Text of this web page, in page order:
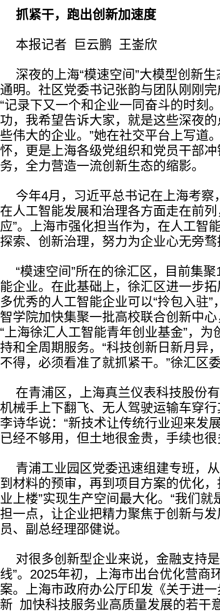
抓紧干，跑出创新加速度
本报记者 巨云鹏 王崟欣
深夜的上海“模速空间”大模型创新
通明。社区党委书记张韵与团队刚刚
“记录下又一个和企业一同奋斗的时刻
功，我希望告诉大家，就是这些深夜
些伟大的企业。”她在社交平台上写道
怀，更是上海各级党组织和党员干部
务，全力营造一流创新生态的缩影。
今年4月，习近平总书记在上海考察
在人工智能发展和治理各方面走在前
应”。上海市强化担当作为，在人工智
探索、创新治理，努力为企业心无旁
“模速空间”所在的徐汇区，目前集
能企业。在此基础上，徐汇区进一步
多优秀的人工智能企业可以“拎包入驻”
智学院加快集聚一批高校联合创新中
“上海徐汇人工智能青年创业基金”，为
持和全周期服务。“科技创新日新月异
不得，必须看准了就抓紧干。”徐汇区
在青浦区，上海真兰仪表科技股份
机械手上下翻飞、无人驾驶运输车穿
李诗华说：“新技术让传统行业迎来发
已经不够用，但土地很金贵，手续也很
青浦工业园区党委迅速组建专班，
到材料的预审，再到项目方案的优化
业上楼”实现生产空间最大化。“我们就
担一点，让企业把精力聚焦于创新与发
员、副总经理邵健说。
对很多创新型企业来说，金融支持
线”。2025年初，上海市出台优化营商
案。上海市政府办公厅印发《关于进
新 加快科技服务业高质量发展的若干